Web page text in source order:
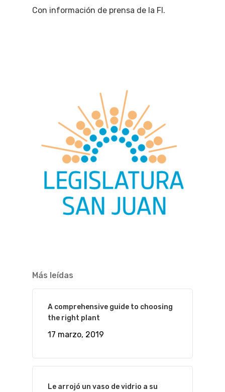
Con información de prensa de la FI.
Más leídas
A comprehensive guide to choosing
the right plant
17 marzo, 2019
Le arrojó un vaso de vidrio a su